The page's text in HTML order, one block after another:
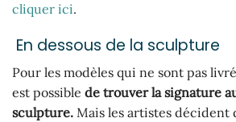
cliquer ici.
En dessous de la sculpture
Pour les modèles qui ne sont pas
est possible de trouver la signature
sculpture. Mais les artistes décident